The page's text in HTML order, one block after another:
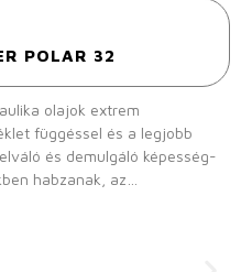
POLAR 32
olajok extrem
függéssel és a legjobb
és demulgáló képesség-
habzanak, az
hatásos korrózió elleni